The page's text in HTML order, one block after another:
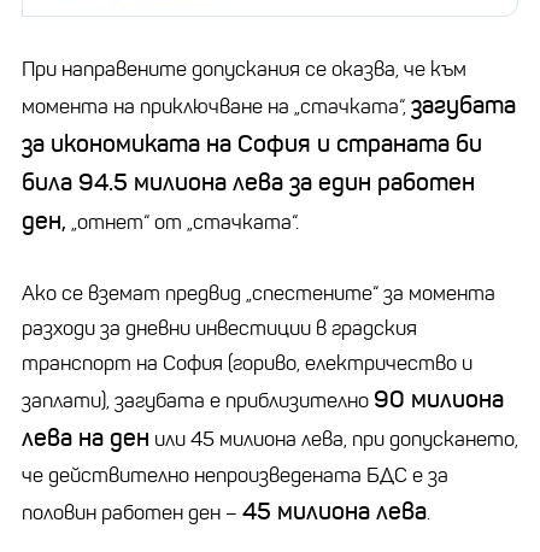
При направените допускания се оказва, че към
момента на приключване на „стачката“, загубата
за икономиката на София и страната би
била 94.5 милиона лева за един работен
ден, „отнет“ от „стачката“.
Ако се вземат предвид „спестените“ за момента
разходи за дневни инвестиции в градския
транспорт на София (гориво, електричество и
заплати), загубата е приблизително 90 милиона
лева на ден или 45 милиона лева, при допускането,
че действително непроизведената БДС е за
половин работен ден – 45 милиона лева.